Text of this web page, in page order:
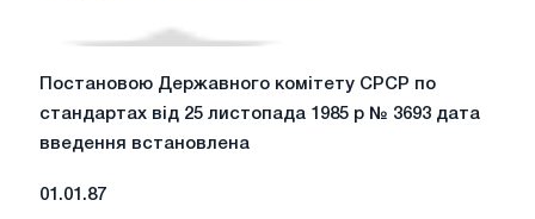
Постановою Державного комітету СРСР по
стандартах від 25 листопада 1985 р № 3693 дата
введення встановлена ​​
01.01.87